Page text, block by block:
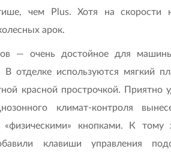
чем Plus. Хотя на скорости
арок.
— очень достойное для
В отделке используются мягкий
красной прострочкой. Приятно
климат-контроля
кнопками. К
клавиши управления